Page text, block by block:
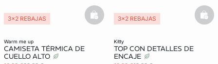
warm me up
CAMISETA TÉRMICA DE
CUELLO ALTO
3x2 REBAJAS
Colección térmica
basketfull
kitty
TOP CON DETALLES DE
ENCAJE
3x2 REBAJAS